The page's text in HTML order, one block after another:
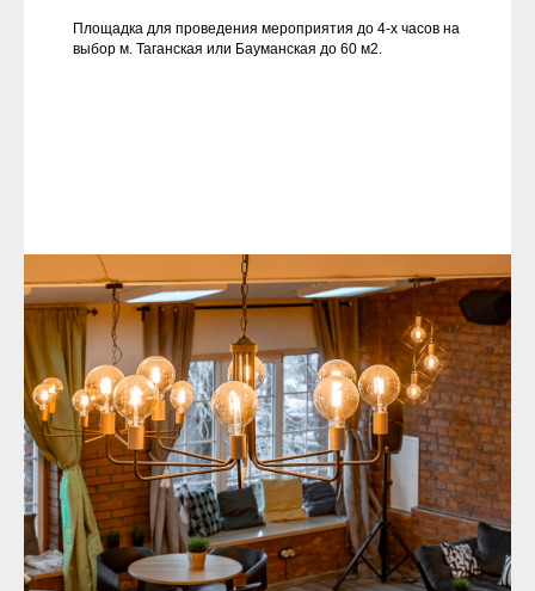
Площадка для проведения мероприятия до 4-х часов на
выбор м. Таганская или Бауманская до 60 м2.